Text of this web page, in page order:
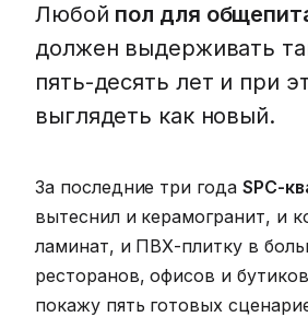
Любой пол для
должен выдерживать
пять-десять лет и при
выглядеть как новый.
За последние три года SPC-
вытеснил и керамогранит, и
ламинат, и ПВХ-плитку в
ресторанов, офисов и
покажу пять готовых